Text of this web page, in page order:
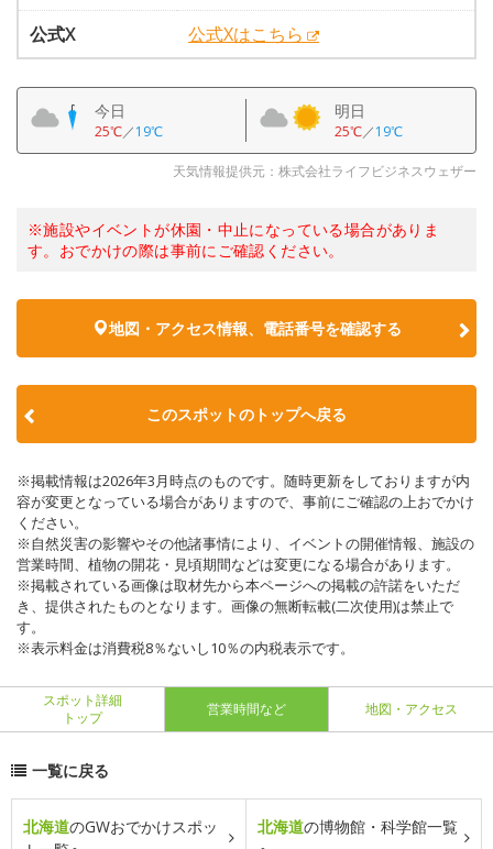
公式X
公式Xはこちら
今日
25℃／19℃
明日
25℃／19℃
天気情報提供元：株式会社ライフビジネスウェザー
※施設やイベントが休園・中止になっている場合がありま
す。おでかけの際は事前にご確認ください。
地図・アクセス情報、電話番号を確認する
このスポットのトップへ戻る
※掲載情報は2026年3月時点のものです。随時更新をしておりますが内
容が変更となっている場合がありますので、事前にご確認の上おでかけ
ください。
※自然災害の影響やその他諸事情により、イベントの開催情報、施設の
営業時間、植物の開花・見頃期間などは変更になる場合があります。
※掲載されている画像は取材先から本ページへの掲載の許諾をいただ
き、提供されたものとなります。画像の無断転載(二次使用)は禁止で
す。
※表示料金は消費税8％ないし10％の内税表示です。
スポット詳細
トップ
営業時間など 地図・アクセス
一覧に戻る
北海道のGWおでかけスポッ
北海道の博物館・科学館一覧